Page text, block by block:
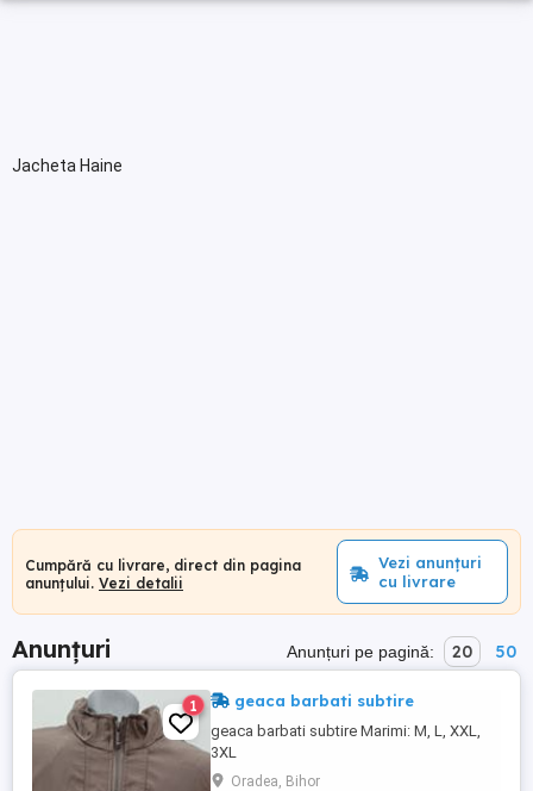
Jacheta Haine
Cumpără cu livrare, direct din pagina
anunțului. Vezi detalii
Vezi anunțuri
cu livrare
Anunțuri Anunțuri pe pagină: 20 50
1 geaca barbati subtire
geaca barbati subtire Marimi: M, L, XXL,
3XL
Oradea, Bihor